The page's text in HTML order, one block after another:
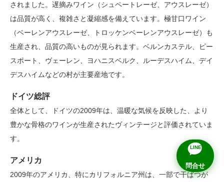
されました。遅摘みワイン（シュペートレーゼ、アウスレーゼ）
は品質が高く、複雑さと凝縮感を備えています。極甘口ワイン
（ベーレンアウスレーゼ、トロッケンベーレンアウスレーゼ）も
生産され、品質の高いものが見られます。ベルンカステル、ピー
スポート、ヴェーレン、ヨハニスベルク、ルーデスハイム、デイ
デスハイムなどの村が主要産地です。
ドイツ総評
全体として、ドイツの2009年は、温暖な気候を反映した、より
豊かな骨格のワインが生産されたヴィンテージと評価されていま
す。
アメリカ
2009年のアメリカ、特にカリフォルニア州は、一部で干ばつが
LINE
問合せ